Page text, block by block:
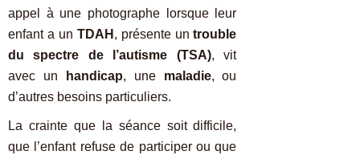
appel à une photographe lorsque leur
enfant a un TDAH , présente untrouble
du spectre de l’autisme (TSA), vit
avec un
handicap, une maladie, ou
d’autres besoins particuliers.
La crainte que la séance soit difficile,
que l’enfant refuse de participer ou que